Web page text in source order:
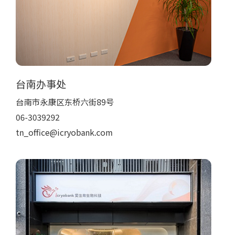
台南办事处
台南市永康区东桥六街89号
06-3039292
tn_office@icryobank.com